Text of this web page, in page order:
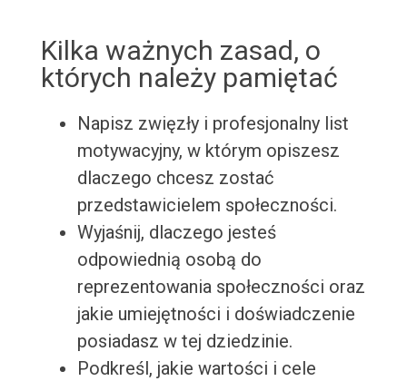
Kilka ważnych zasad, o
których należy pamiętać
Napisz zwięzły i profesjonalny list
motywacyjny, w którym opiszesz
dlaczego chcesz zostać
przedstawicielem społeczności.
Wyjaśnij, dlaczego jesteś
odpowiednią osobą do
reprezentowania społeczności oraz
jakie umiejętności i doświadczenie
posiadasz w tej dziedzinie.
Podkreśl, jakie wartości i cele